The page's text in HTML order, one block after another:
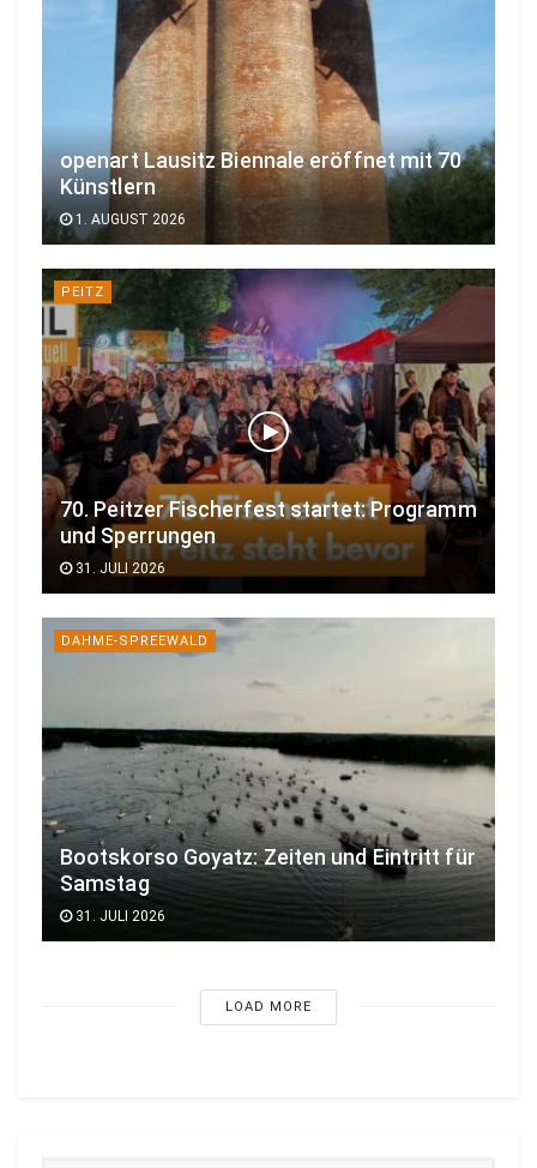
openart Lausitz Biennale eröffnet mit 70
Künstlern
1. AUGUST 2026
PEITZ
70. Peitzer Fischerfest startet: Programm
und Sperrungen
31. JULI 2026
DAHME-SPREEWALD
Bootskorso Goyatz: Zeiten und Eintritt für
Samstag
31. JULI 2026
LOAD MORE